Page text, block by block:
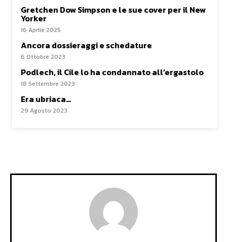
Gretchen Dow Simpson e le sue cover per il New
Yorker
16 Aprile 2025
Ancora dossieraggi e schedature
6 Ottobre 2023
Podlech, il Cile lo ha condannato all’ergastolo
18 Settembre 2023
Era ubriaca…
29 Agosto 2023